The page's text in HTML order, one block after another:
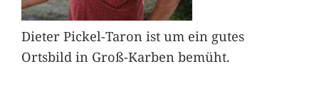
Dieter Pickel-Taron ist um ein gutes
Ortsbild in Groß-Karben bemüht.